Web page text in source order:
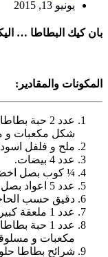
يونيو 13, 2015
بان كيك البطاطا …
المكونات والمقادير:
عدد 2 حبة
شكل مكعبات و
ملح و فلفل
عدد 4 بيضات.
¼ كوب بصل
عدد 5 اعواد بصل.
دقيق حسب
عدد 1 ملعقة كبيرة زيت نباتي.
عدد 1 حبة
مكعبات و
شرائح بطاطا